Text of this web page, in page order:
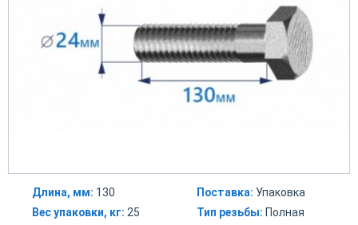
Длина, мм: 130
Вес упаковки, кг: 25
Поставка: Упаковка
Тип резьбы: Полная